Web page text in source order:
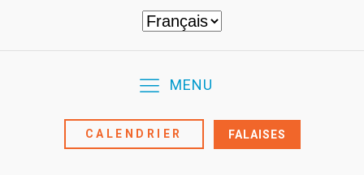
Choisir
une
MENU
CALENDRIER FALAISES